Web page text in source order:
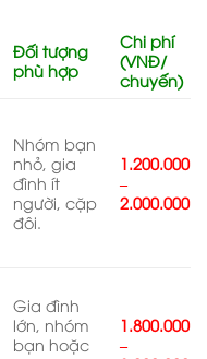
Đối tượng
phù hợp
Chi phí
(VNĐ/
chuyến)
Nhóm bạn
nhỏ, gia
đình ít
người, cặp
đôi.
1.200.000
–
2.000.000
Gia đình
lớn, nhóm
bạn hoặc
1.800.000
–